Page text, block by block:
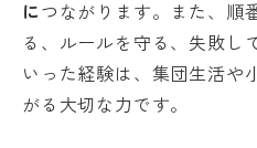
につながります。また、順
る、ルールを守る、失敗し
いった経験は、集団生活や
がる大切な力です。